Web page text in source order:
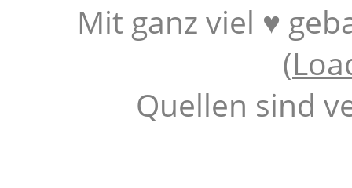
Mit ganz viel ♥
(
Quellen sind